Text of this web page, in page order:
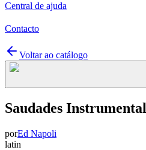
Central de ajuda
Contacto
Voltar ao catálogo
Saudades Instrumental
porEd Napoli
latin